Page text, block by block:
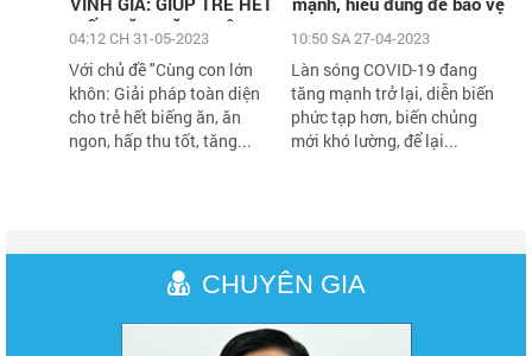
BIẾNG ĂN, TĂNG CÂN,
HÀNG NGÀN QUÀ TẶNG
H
04:12 CH 31-05-2023
Với chủ đề "Cùng con lớn
khôn: Giải pháp toàn diện
cho trẻ hết biếng ăn, ăn
ngon, hấp thu tốt, tăng...
sức khỏe an toàn
10:50 SA 27-04-2023
Làn sóng COVID-19 đang
tăng mạnh trở lại, diễn biến
phức tạp hơn, biến chủng
mới khó lường, để lại...
CHUYÊN GIA